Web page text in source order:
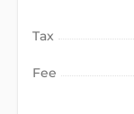
Tax
Fee